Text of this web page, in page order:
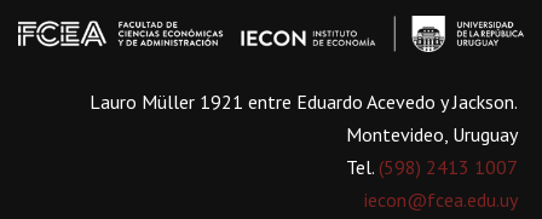
Lauro Müller 1921 entre Eduardo Acevedo y Jackson.
Montevideo, Uruguay
Tel. (598) 2413 1007
iecon@fcea.edu.uy